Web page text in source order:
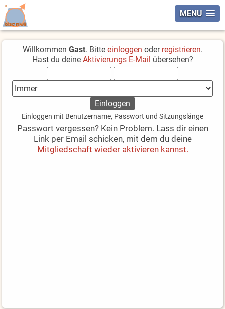
MENU
Willkommen Gast. Bitte einloggen oder registrieren.
Hast du deine Aktivierungs E-Mail übersehen?
Einloggen mit Benutzername, Passwort und Sitzungslänge
Passwort vergessen? Kein Problem. Lass dir einen
Link per Email schicken, mit dem du deine
Mitgliedschaft wieder aktivieren kannst.